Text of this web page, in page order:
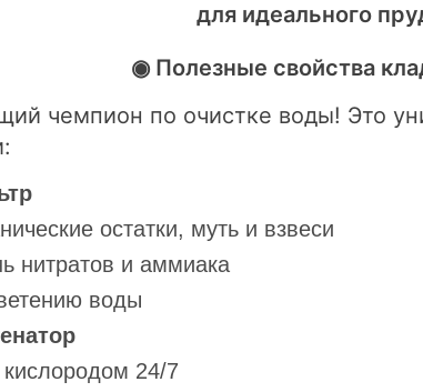
для идеального
◉ Полезные свойства
чемпион по очистке воды! Это
остатки, муть и взвеси
нитратов и аммиака
воды
24/7